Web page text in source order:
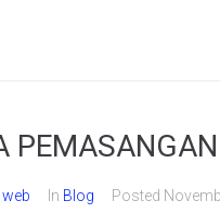
In Blog Posted